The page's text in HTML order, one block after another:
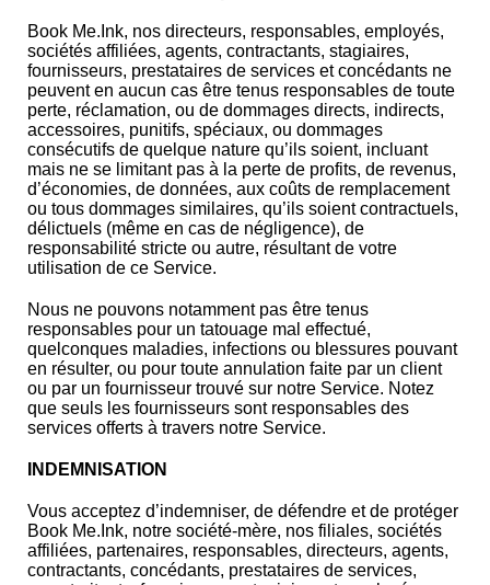
Book Me.Ink, nos directeurs, responsables, employés,
sociétés affiliées, agents, contractants, stagiaires,
fournisseurs, prestataires de services et concédants ne
peuvent en aucun cas être tenus responsables de toute
perte, réclamation, ou de dommages directs, indirects,
accessoires, punitifs, spéciaux, ou dommages
consécutifs de quelque nature qu’ils soient, incluant
mais ne se limitant pas à la perte de profits, de revenus,
d’économies, de données, aux coûts de remplacement
ou tous dommages similaires, qu’ils soient contractuels,
délictuels (même en cas de négligence), de
responsabilité stricte ou autre, résultant de votre
utilisation de ce Service.
Nous ne pouvons notamment pas être tenus
responsables pour un tatouage mal effectué,
quelconques maladies, infections ou blessures pouvant
en résulter, ou pour toute annulation faite par un client
ou par un fournisseur trouvé sur notre Service. Notez
que seuls les fournisseurs sont responsables des
services offerts à travers notre Service.
INDEMNISATION
Vous acceptez d’indemniser, de défendre et de protéger
Book Me.Ink, notre société-mère, nos filiales, sociétés
affiliées, partenaires, responsables, directeurs, agents,
contractants, concédants, prestataires de services,